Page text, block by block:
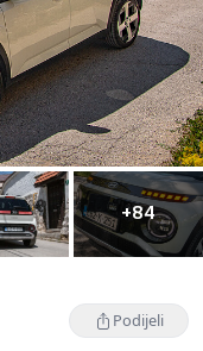
+84
Podijeli